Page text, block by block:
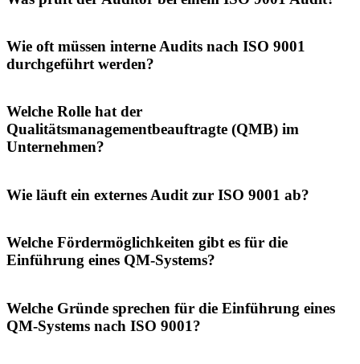
Wie oft müssen interne Audits nach ISO 9001
durchgeführt werden?
Welche Rolle hat der
Qualitätsmanagementbeauftragte (QMB) im
Unternehmen?
Wie läuft ein externes Audit zur ISO 9001 ab?
Welche Fördermöglichkeiten gibt es für die
Einführung eines QM-Systems?
Welche Gründe sprechen für die Einführung eines
QM-Systems nach ISO 9001?